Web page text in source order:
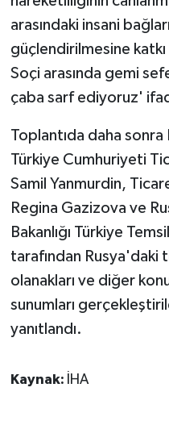
arasındaki insani
güçlendirilmesine
Soçi arasında gemi
çaba sarf ediyoruz'
Toplantıda daha
Türkiye Cumhuriyeti
Samil Yanmurdin,
Regina Gazizova ve
Bakanlığı Türkiye
tarafından Rusya'daki
olanakları ve diğer
sunumları
yanıtlandı.
Kaynak: İHA